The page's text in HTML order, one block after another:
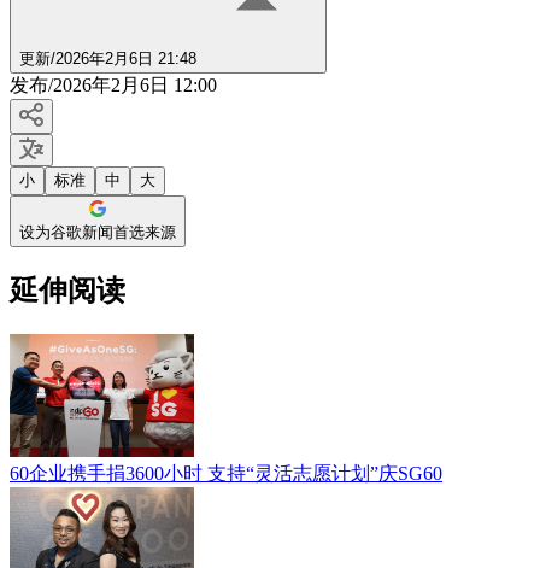
更新/2026年2月6日 21:48
发布/2026年2月6日 12:00
小 标准 中 大
设为谷歌新闻首选来源
延伸阅读
60企业携手捐3600小时 支持“灵活志愿计划”庆SG60